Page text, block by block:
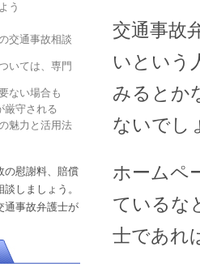
う
交通事故相談
いては、専門
ない場合も
厳守される
魅力と活用法
の慰謝料、賠償
しましょう。
通事故弁護士が
交通事故
いという
みるとか
ないでし
ホームペ
ているな
士であれ